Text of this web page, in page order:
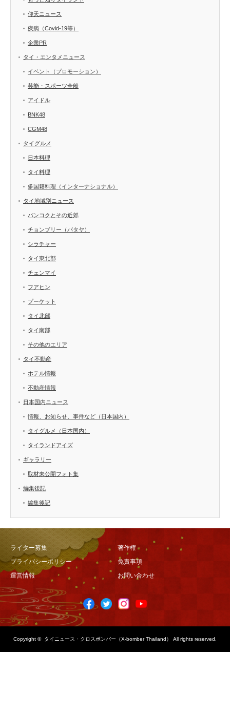
仰天ニュース
疾病（Covid-19等）
企業PR
タイ・エンタメニュース
イベント（プロモーション）
芸能・スポーツ全般
アイドル
BNK48
CGM48
タイグルメ
日本料理
タイ料理
多国籍料理（インターナショナル）
タイ地域別ニュース
バンコクとその近郊
チョンブリー（パタヤ）
シラチャー
タイ東北部
チェンマイ
フアヒン
プーケット
タイ北部
タイ南部
その他のエリア
タイ不動産
ホテル情報
不動産情報
日本国内ニュース
情報、お知らせ、事件など（日本国内）
タイグルメ（日本国内）
タイランドアイズ
ギャラリー
取材未公開フォト集
編集後記
編集後記
ライター募集
著作権
プライバシーポリシー
免責事項
運営情報
お問い合わせ
Copyright © タイニュース・クロスボンバー（X-bomber Thailand） All rights reserved.